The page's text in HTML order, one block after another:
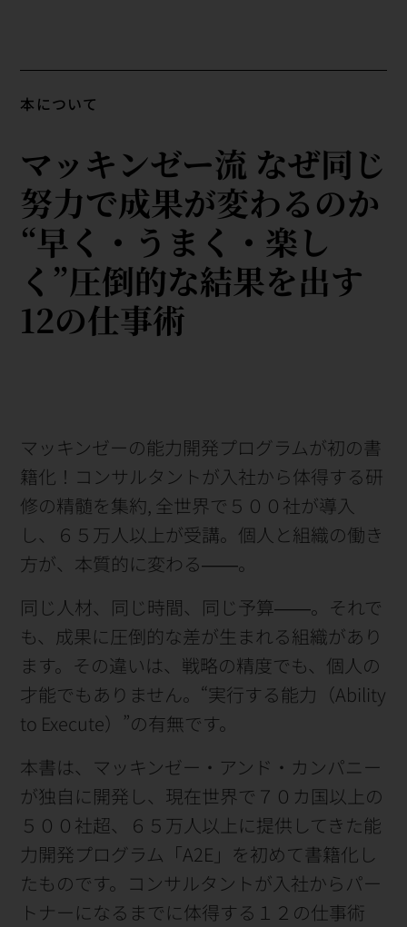
本について
マッキンゼー流 なぜ同じ
努力で成果が変わるのか
​“早く・うまく・楽し
く”圧倒的な結果を出す
12の仕事術​
マッキンゼーの能力開発プログラムが初の書
籍化！コンサルタントが入社から体得する研
修の精髄を集約, 全世界で５００社が導入
し、６５万人以上が受講。個人と組織の働き
方が、本質的に変わる――。
同じ人材、同じ時間、同じ予算――。それで
も、成果に圧倒的な差が生まれる組織があり
ます。その違いは、戦略の精度でも、個人の
才能でもありません。“実行する能力（Ability
to Execute）”の有無です。
本書は、マッキンゼー・アンド・カンパニー
が独自に開発し、現在世界で７０カ国以上の
５００社超、６５万人以上に提供してきた能
力開発プログラム「A2E」を初めて書籍化し
たものです。コンサルタントが入社からパー
トナーになるまでに体得する１２の仕事術